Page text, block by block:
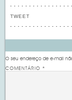
TWEET
O seu endereço de e-mail
COMENTÁRIO*